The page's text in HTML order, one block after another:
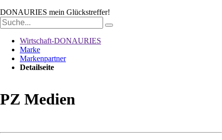
DONAURIES mein Glückstreffer!
Suchbegriffe
Wirtschaft-DONAURIES
Marke
Markenpartner
Detailseite
PZ Medien